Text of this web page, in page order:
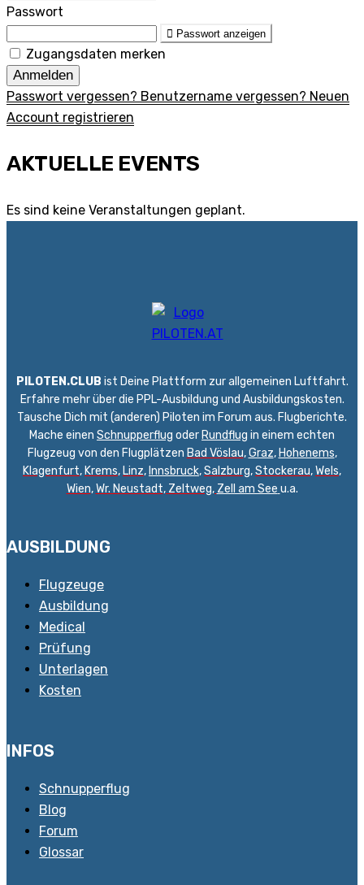
Passwort
Passwort anzeigen
Zugangsdaten merken
Anmelden
Passwort vergessen? Benutzername vergessen? Neuen
Account registrieren
AKTUELLE EVENTS
Es sind keine Veranstaltungen geplant.
PILOTEN.CLUB ist Deine Plattform zur allgemeinen Luftfahrt.
Erfahre mehr über die PPL-Ausbildung und Ausbildungskosten.
Tausche Dich mit (anderen) Piloten im Forum aus. Flugberichte.
Mache einen Schnupperflug oder Rundflug in einem echten
Flugzeug von den Flugplätzen Bad Vöslau,Graz, Hohenems,
Klagenfurt, Krems, Linz, Innsbruck,Salzburg,Stockerau,Wels,
Wien,Wr. Neustadt, Zeltweg, Zell am See u.a.
AUSBILDUNG
Flugzeuge
Ausbildung
Medical
Prüfung
Unterlagen
Kosten
INFOS
Schnupperflug
Blog
Forum
Glossar